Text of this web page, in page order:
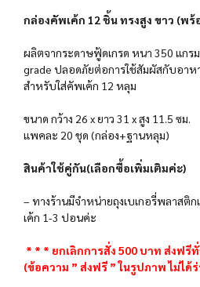
กล่องคัพเค้ก 12 ชิ้น ทรงสูง ขาว (พร้
ผลิตจากระดาษฟู้ดเกรด หนา 350 แกรม
grade ปลอดภัยต่อการใช้สัมผัสกับอาห
สำหรับใส่คัพเค้ก 12 หลุม
ขนาด กว้าง 26 x ยาว 31 x สูง 11.5 ซม.
แพคละ 20 ชุด (กล่อง+ฐานหลุม)
สินค้าใช้คู่กัน(เลือกซื้อเพิ่มเติมค่ะ)
– ทางร้านมีจำหน่ายถุงเบเกอรี่พลาสติก
เค้ก 1-3 ปอนค่ะ
* * * ยกเลิกการสั่ง 500 บาท ส่งฟรี
(ข้อความ ” ส่งฟรี ” ในรูปภาพ ไม่ได้